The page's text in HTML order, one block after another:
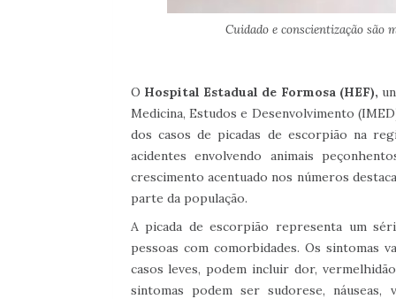
Cuidado e conscientização são
O Hospital Estadual de Formosa (HEF),
Medicina, Estudos e Desenvolvimento
dos casos de picadas de escorpião na
acidentes envolvendo animais
crescimento acentuado nos números
parte da população.
A picada de escorpião representa um
pessoas com comorbidades. Os sintomas
casos leves, podem incluir dor,
sintomas podem ser sudorese, náuseas,